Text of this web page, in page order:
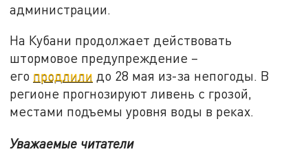
администрации.
На Кубани продолжает действовать
штормовое предупреждение –
его продлили до 28 мая из-за непогоды. В
регионе прогнозируют ливень с грозой,
местами подъемы уровня воды в реках.
Уважаемые читатели